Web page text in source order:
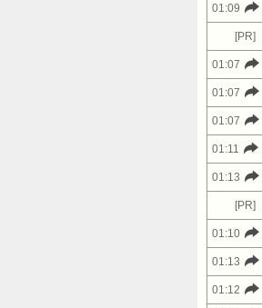
01:09
[PR]
01:07
01:07
01:07
01:11
01:13
[PR]
01:10
01:13
01:12